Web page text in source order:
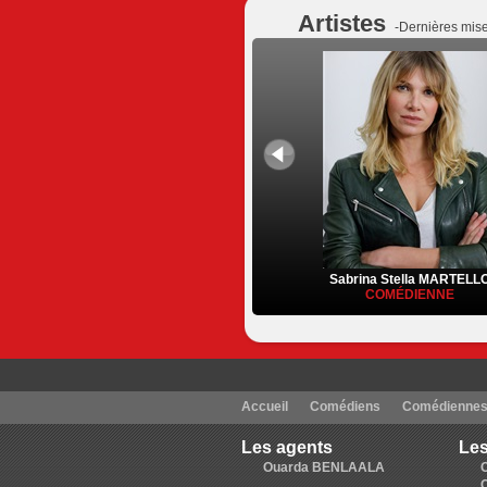
Artistes -Dernières
Sabrina Stella
COMÉDIENNE
Accueil Comédiens Comédiennes
Les agents
Ouarda BENLAALA